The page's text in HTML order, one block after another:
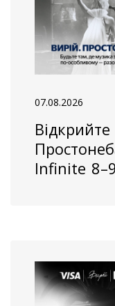
07.08.2026
Infinite